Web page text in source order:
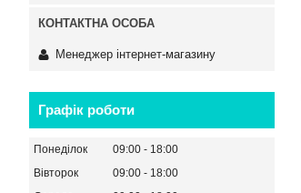
Менеджер інтернет-магазину
Графік роботи
Понеділок 09:00
18:00
Вівторок
09:00
18:00